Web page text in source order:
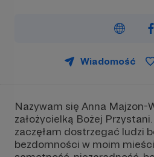
Wiadomość
Nazywam się Anna Majzon-
założycielką Bożej
zaczęłam dostrzegać ludzi
bezdomności w moim